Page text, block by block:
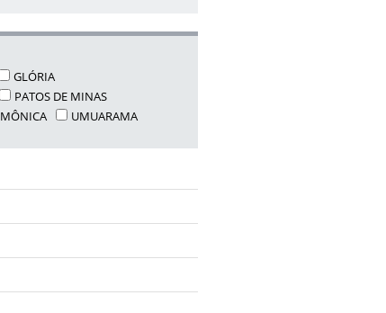
GLÓRIA
PATOS DE MINAS
UMUARAMA